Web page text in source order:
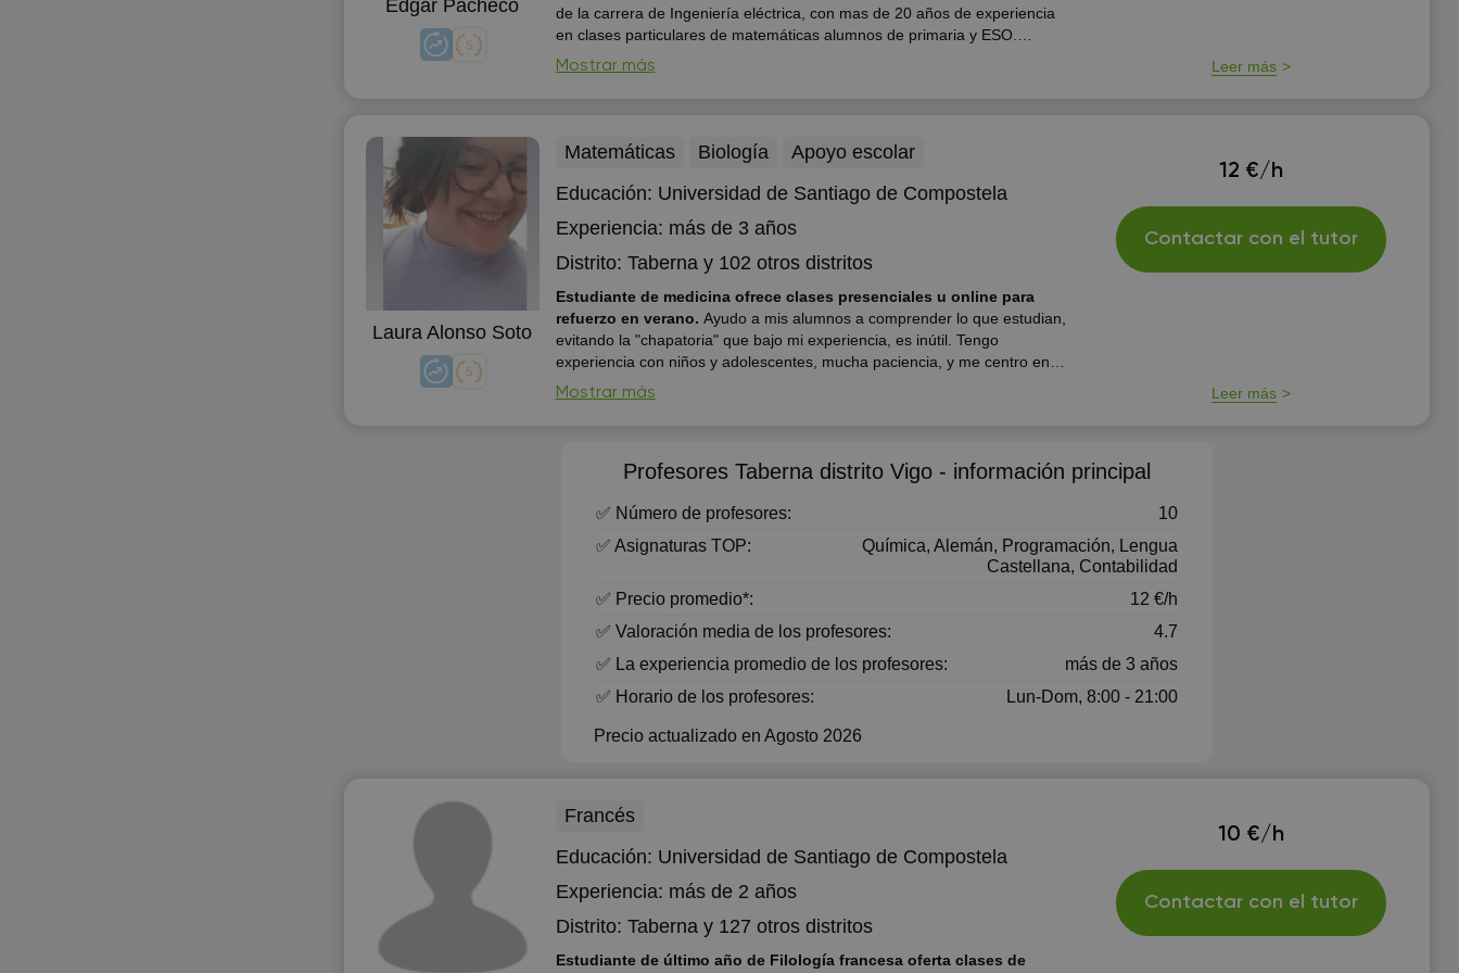
Edgar Pacheco
de la carrera de Ingeniería eléctrica, con mas de 20 años de experiencia
en clases particulares de matemáticas alumnos de primaria y ESO.
Importante estar al día con las clases impartidas en el colegio, de manera
de...
Mostrar más Leer más
Laura Alonso Soto
Matemáticas Biología
Apoyo escolar
Educación: Universidad de Santiago de Compostela
Experiencia: más de 3 años
Distrito: Tabernay 102 otros distritos
Estudiante de medicina ofrece clases presenciales u online para
refuerzo en verano. Ayudo a mis alumnos a comprender lo que estudian,
evitando la "chapatoria" que bajo mi experiencia, es inútil. Tengo
experiencia con niños y adolescentes, mucha paciencia, y me centro en
cursos de primaria, ESO y primero de bachillerato. Experiencia sobre todo
en rama científica, pero también tengo ...
Mostrar más
12 €/h
Contactar con el tutor
Leer más
Profesores Taberna distrito Vigo - información principal
✅ Número de profesores:
10
✅ Asignaturas TOP:
Química, Alemán, Programación, Lengua
Castellana, Contabilidad
✅ Precio promedio*:
12 €/h
✅ Valoración media de los profesores:
4.7
✅ La experiencia promedio de los profesores:
más de 3 años
✅ Horario de los profesores:
Lun-Dom, 8:00 - 21:00
Precio actualizado en Agosto 2026
Francés
Educación: Universidad de Santiago de Compostela
Experiencia: más de 2 años
Distrito: Tabernay 127 otros distritos
Estudiante de último año de Filología francesa oferta clases de
10 €/h
Contactar con el tutor